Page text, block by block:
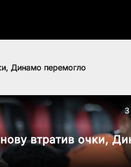
Динамо перемогло
3
втратив очки,